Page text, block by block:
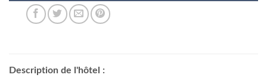
Description de l'hôtel :